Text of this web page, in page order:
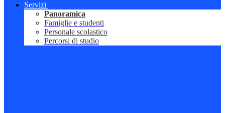
Servizi
Panoramica
Famiglie e studenti
Personale scolastico
Percorsi di studio